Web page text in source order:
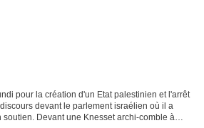
pour la création d'un Etat palestinien et l'arrêt
devant le parlement israélien où il a
Devant une Knesset archi-comble à